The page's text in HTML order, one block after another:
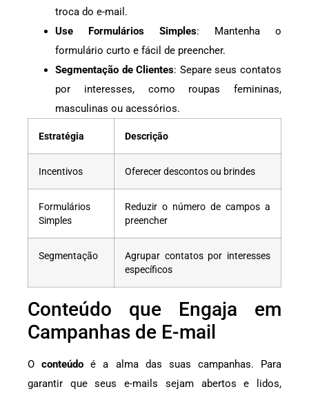
troca do e-mail.
Use Formulários Simples: Mantenha o
formulário curto e fácil de preencher.
Segmentação de Clientes: Separe seus contatos
por interesses, como roupas femininas,
masculinas ou acessórios.
Estratégia Descrição
Incentivos Oferecer descontos ou brindes
Formulários
Simples
Reduzir o número de campos a
preencher
Segmentação
Agrupar contatos por interesses
específicos
Conteúdo que Engaja em
Campanhas de E-mail
Oconteúdo é a alma das suas campanhas. Para
garantir que seus e-mails sejam abertos e lidos,